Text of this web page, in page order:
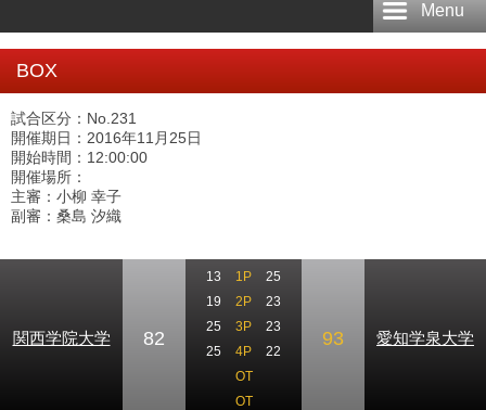
Menu
BOX
試合区分：No.231
開催期日：2016年11月25日
開始時間：12:00:00
開催場所：
主審：小柳 幸子
副審：桑島 汐織
関西学院大学 82
13 1P
25
19
2P
23
25
3P
23
25
4P
22
OT
OT
93 愛知学泉大学